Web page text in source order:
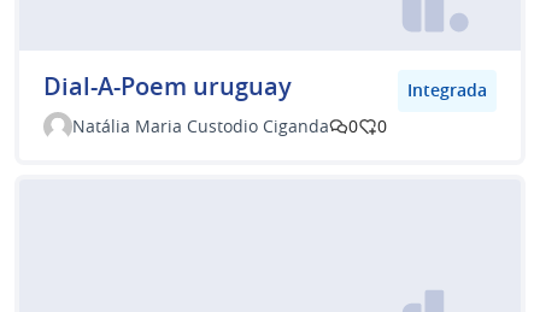
Dial-A-Poem uruguay
Integrada
Natália Maria Custodio Ciganda
0 0